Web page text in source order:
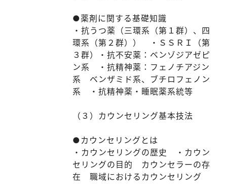
●薬剤に関する基礎知識
・抗うつ薬（三環系（第１群）、四
環系（第２群）） ・ＳＳＲＩ（第
３群）・抗不安薬：ベンゾジアゼピ
ン系 ・抗精神薬：フェノチアジン
系 ベンザミド系、ブチロフェノン
系 ・抗精神薬・睡眠薬系統等
（３）カウンセリング基本技法
●カウンセリングとは
・カウンセリングの歴史 ・カウン
セリングの目的 カウンセラーの存
在 職域におけるカウンセリング